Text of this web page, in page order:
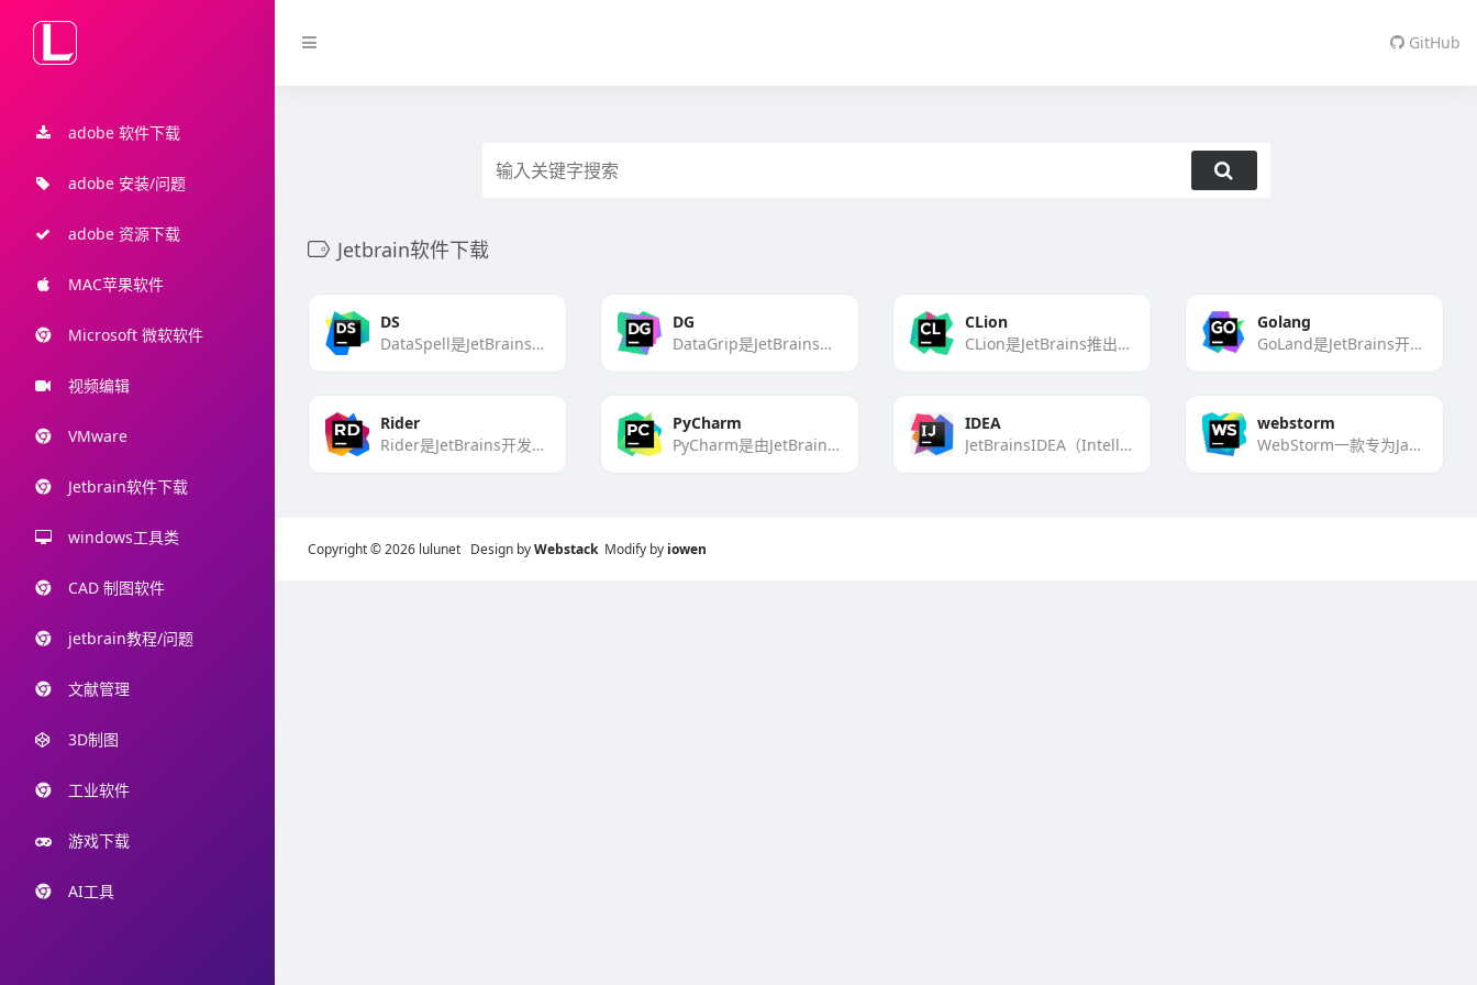
adobe 软件下载
adobe 安装/问题
adobe 资源下载
MAC苹果软件
Microsoft 微软软件
视频编辑
VMware
Jetbrain软件下载
windows工具类
CAD 制图软件
jetbrain教程/问题
文献管理
3D制图
工业软件
游戏下载
AI工具
GitHub
Jetbrain软件下载
DS
DataSpell是JetBrains推出的一款专为数据科学家和数据分析师设计的IDE。它集成了多种数据分析工[…]
DG
DataGrip是JetBrains开发的一款强大的数据库管理工具，适用于多种数据库系统，包括MySQL、Po[…]
CLion
CLion是JetBrains推出的一款强大的跨平台C/C++集成开发环境（IDE）。它提供智能代码补全、代码[…]
Golang
GoLand是JetBrains开发的一款专为Go语言设计的集成开发环境（IDE）。它提供了强大的代码补全、智[…]
Rider
Rider是JetBrains开发的一款强大的跨平台C#集成开发环境（IDE），专为.NET和.NETCor[…]
PyCharm
PyCharm是由JetBrains开发的一款专为Python编程设计的集成开发环境。它提供了智能代码补全、强[…]
IDEA
JetBrainsIDEA（IntelliJIDEA）是一款很受欢迎的开发工具，特别适合Java开发。它就[…]
webstorm
WebStorm一款专为JavaScript和前端开发设计的编辑器。它有智能代码补全、调试工具和对流行框[…]
Copyright © 2026 lulunet Design byWebstackModify by iowen